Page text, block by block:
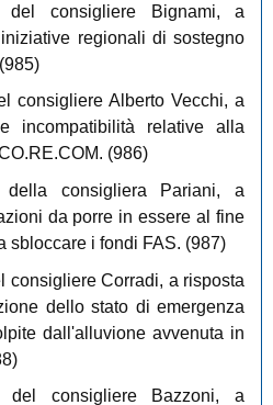
consigliere Bignami, a
regionali di sostegno
consigliere Alberto Vecchi, a
incompatibilità relative alla
(986)
consigliera Pariani, a
da porre in essere al fine
sbloccare i fondi FAS. (987)
consigliere Corradi, a risposta
dello stato di emergenza
dall'alluvione avvenuta in
consigliere Bazzoni, a